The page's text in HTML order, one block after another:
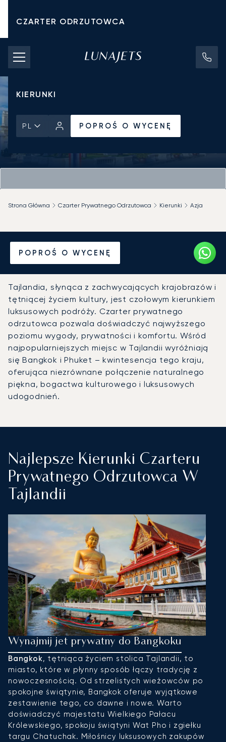
CZARTER ODRZUTOWCA
KOSZTY CZARTERU
PRYWATNE ODRZUTOWCE
KIERUNKI
PL POPROŚ O WYCENĘ
POPROŚ O WYCENĘ
Strona Główna Czarter Prywatnego Odrzutowca Kierunki Azja
Wynajmij jet prywatny
z/do Tajlandii
Tajlandia, słynąca z zachwycających krajobrazów i
tętniącej życiem kultury, jest czołowym kierunkiem
luksusowych podróży. Czarter prywatnego
odrzutowca pozwala doświadczyć najwyższego
poziomu wygody, prywatności i komfortu. Wśród
najpopularniejszych miejsc w Tajlandii wyróżniają
się Bangkok i Phuket – kwintesencja tego kraju,
oferująca niezrównane połączenie naturalnego
piękna, bogactwa kulturowego i luksusowych
udogodnień.
Najlepsze Kierunki Czarteru
Prywatnego Odrzutowca W
Tajlandii
Wynajmij jet prywatny do Bangkoku
Bangkok, tętniąca życiem stolica Tajlandii, to
miasto, które w płynny sposób łączy tradycję z
nowoczesnością. Od strzelistych wieżowców po
spokojne świątynie, Bangkok oferuje wyjątkowe
zestawienie tego, co dawne i nowe. Warto
doświadczyć majestatu Wielkiego Pałacu
Królewskiego, spokoju świątyni Wat Pho i zgiełku
targu Chatuchak. Miłośnicy luksusowych zakupów